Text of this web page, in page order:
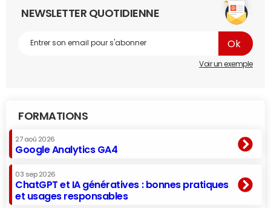
NEWSLETTER QUOTIDIENNE
Voir un exemple
FORMATIONS
27 aoû 2026
Google Analytics GA4
03 sep 2026
ChatGPT et IA génératives : bonnes pratiques
et usages responsables